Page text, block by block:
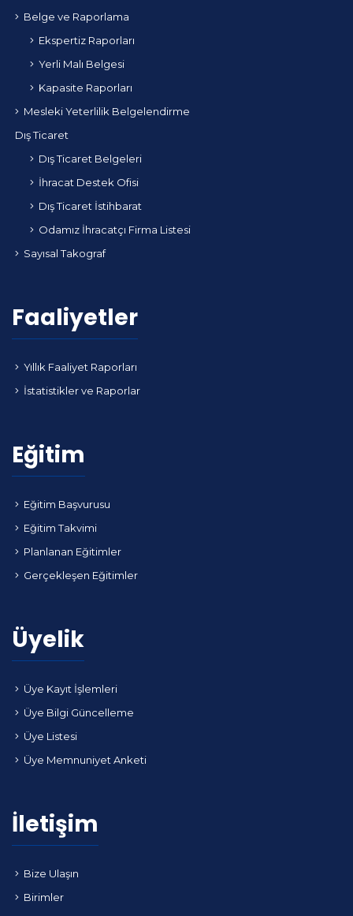
Belge ve Raporlama
Ekspertiz Raporları
Yerli Malı Belgesi
Kapasite Raporları
Mesleki Yeterlilik Belgelendirme
Dış Ticaret
Dış Ticaret Belgeleri
İhracat Destek Ofisi
Dış Ticaret İstihbarat
Odamız İhracatçı Firma Listesi
Sayısal Takograf
Faaliyetler
Yıllık Faaliyet Raporları
İstatistikler ve Raporlar
Eğitim
Eğitim Başvurusu
Eğitim Takvimi
Planlanan Eğitimler
Gerçekleşen Eğitimler
Üyelik
Üye Kayıt İşlemleri
Üye Bilgi Güncelleme
Üye Listesi
Üye Memnuniyet Anketi
İletişim
Bize Ulaşın
Birimler